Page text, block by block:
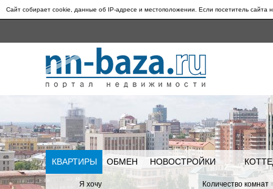
Сайт собирает cookie, данные об IP-адресе и местоположении. Если посетитель сайта
КВАРТИРЫ ОБМЕН НОВОСТРОЙКИ
Я хочу
Количество комнат